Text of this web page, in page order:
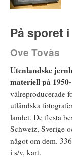
På sporet
Ove Tovås
Utenlandske
materiell på
välreproducerade
utländska
landet. De flesta
Schweiz, Sverige
något om dem.
i s/v, kart.